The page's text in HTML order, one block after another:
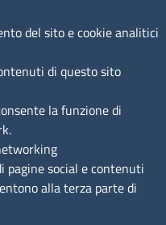
Accesso riservato
del sito e cookie analitici
di questo sito
la funzione di
pagine social e contenuti
alla terza parte di